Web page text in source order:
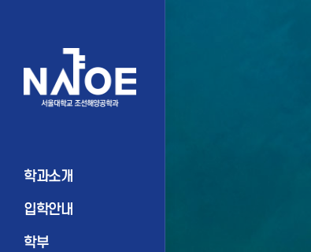
학과소개
입학안내
학부